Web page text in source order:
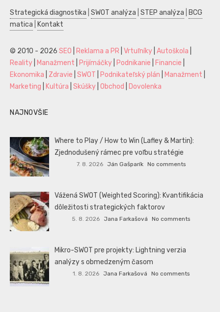
Strategická diagnostika SWOT analýza STEP analýza
BCG
matica
Kontakt
© 2010 - 2026 SEO Reklama a PR Vrtuľníky Autoškola
Reality
Manažment Prijímáčky Podnikanie Financie
Ekonomika
Zdravie SWOT Podnikateľský plán Manažment
Marketing
Kultúra Skúšky Obchod Dovolenka
NAJNOVŠIE
Where to Play / How to Win (Lafley & Martin):
Zjednodušený rámec pre voľbu stratégie
7. 8. 2026 Ján Gašparík No comments
Vážená SWOT (Weighted Scoring): Kvantifikácia
dôležitosti strategických faktorov
5. 8. 2026 Jana Farkašová No comments
Mikro-SWOT pre projekty: Lightning verzia
analýzy s obmedzeným časom
1. 8. 2026 Jana Farkašová No comments